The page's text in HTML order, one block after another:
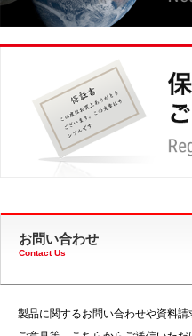
お問い合わせ
Contact Us
製品に関するお問い合わせや資料